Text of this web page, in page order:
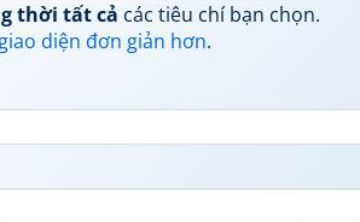
thời tất cả các tiêu chí bạn chọn.
diện đơn giản hơn.